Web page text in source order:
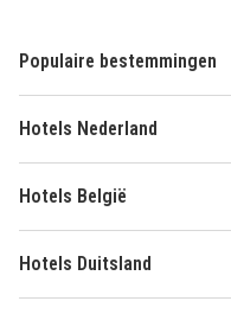
Populaire bestemmingen
Hotels Nederland
Hotels België
Hotels Duitsland